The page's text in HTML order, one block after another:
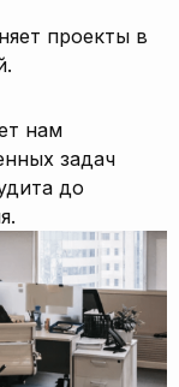
проекты в
нам
задач
до